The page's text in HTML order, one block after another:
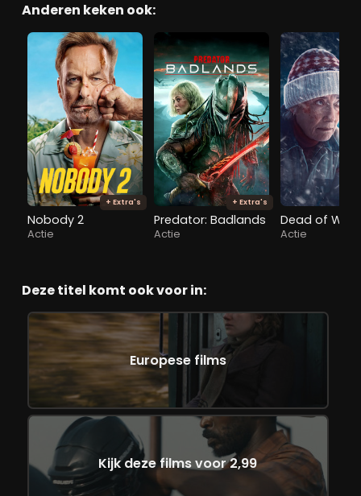
Anderen keken ook:
+ Extra's
Nobody 2
Actie
+ Extra's
Predator: Badlands
Actie
Dead of
Actie
Deze titel komt ook voor in:
Europese films
Kijk deze films voor 2,99